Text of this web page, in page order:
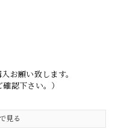
お願い致します。
認下さい。）
見る